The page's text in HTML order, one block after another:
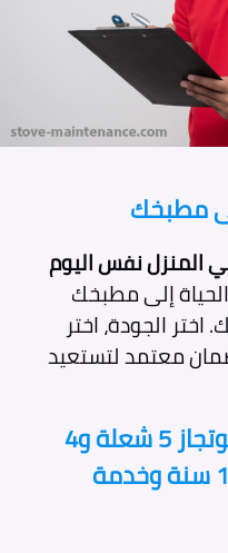
مطبخك
المنزل نفس اليوم
إلى مطبخك
الجودة، اختر
معتمد لتستعيد
أفضل مهندسين صيانة بوتجاز 5 شعلة و4
شعلة وبلت إن – خبرة +15 سنة وخدمة